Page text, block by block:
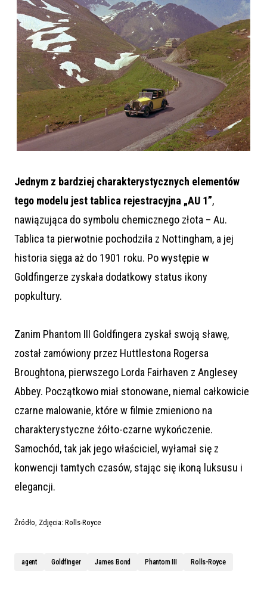
Jednym z bardziej charakterystycznych elementów
tego modelu jest tablica rejestracyjna „AU 1”,
nawiązująca do symbolu chemicznego złota – Au.
Tablica ta pierwotnie pochodziła z Nottingham, a jej
historia sięga aż do 1901 roku. Po występie w
Goldfingerze zyskała dodatkowy status ikony
popkultury.
Zanim Phantom III Goldfingera zyskał swoją sławę,
został zamówiony przez Huttlestona Rogersa
Broughtona, pierwszego Lorda Fairhaven z Anglesey
Abbey. Początkowo miał stonowane, niemal całkowicie
czarne malowanie, które w filmie zmieniono na
charakterystyczne żółto-czarne wykończenie.
Samochód, tak jak jego właściciel, wyłamał się z
konwencji tamtych czasów, stając się ikoną luksusu i
elegancji.
Źródło, Zdjęcia: Rolls-Royce
agent Goldfinger James Bond Phantom III Rolls-Royce